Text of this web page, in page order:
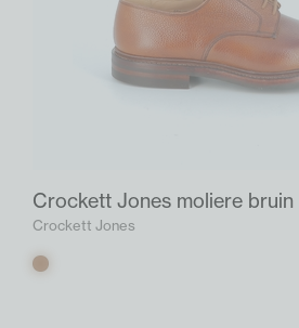
Crockett Jones moliere bruin
Crockett Jones
Bruin